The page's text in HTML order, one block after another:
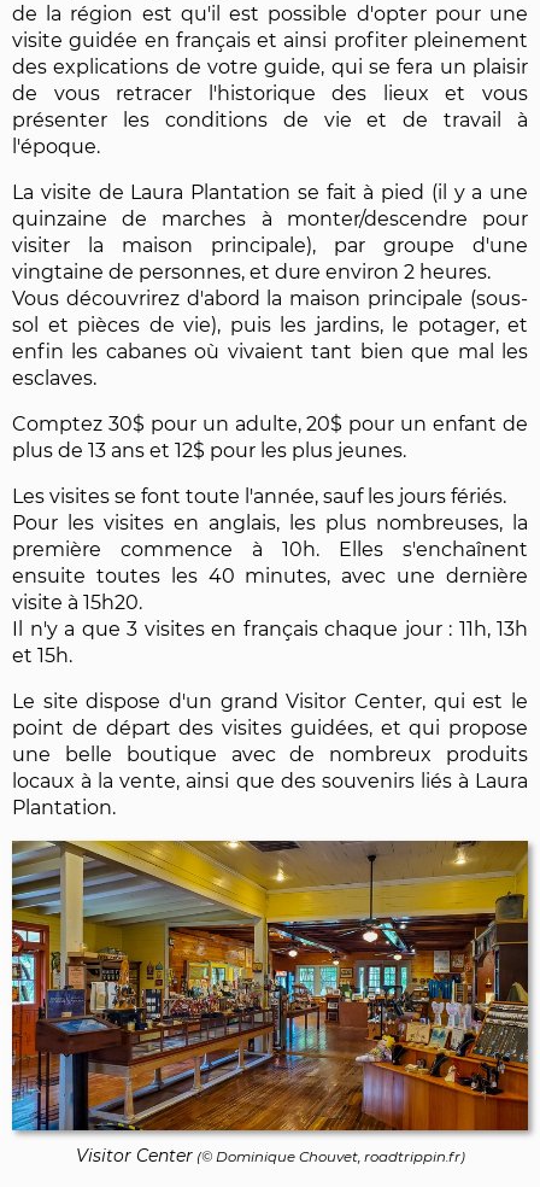
de la région est qu'il est possible d'opter pour une
visite guidée en français et ainsi profiter pleinement
des explications de votre guide, qui se fera un plaisir
de vous retracer l'historique des lieux et vous
présenter les conditions de vie et de travail à
l'époque.
La visite de Laura Plantation se fait à pied (il y a une
quinzaine de marches à monter/descendre pour
visiter la maison principale), par groupe d'une
vingtaine de personnes, et dure environ 2 heures.
Vous découvrirez d'abord la maison principale (sous-
sol et pièces de vie), puis les jardins, le potager, et
enfin les cabanes où vivaient tant bien que mal les
esclaves.
Comptez 30$ pour un adulte, 20$ pour un enfant de
plus de 13 ans et 12$ pour les plus jeunes.
Les visites se font toute l'année, sauf les jours fériés.
Pour les visites en anglais, les plus nombreuses, la
première commence à 10h. Elles s'enchaînent
ensuite toutes les 40 minutes, avec une dernière
visite à 15h20.
Il n'y a que 3 visites en français chaque jour : 11h, 13h
et 15h.
Le site dispose d'un grand Visitor Center, qui est le
point de départ des visites guidées, et qui propose
une belle boutique avec de nombreux produits
locaux à la vente, ainsi que des souvenirs liés à Laura
Plantation.
Visitor Center(© Dominique Chouvet, roadtrippin.fr)